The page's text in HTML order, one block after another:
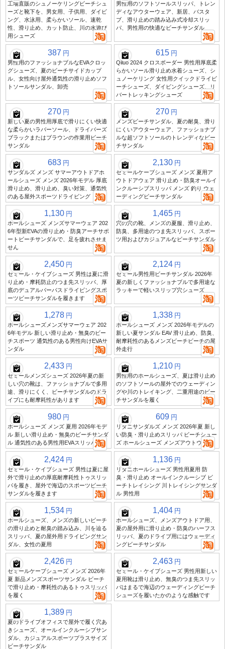
工場直販のシュノーケリングビーチシュ
ーズと靴下を、男女用、子供用、ダイビ
ング、水泳用、柔らかいソール、速乾
性、滑り止め、カット防止、川の水遊び
用シューズ
男性用のソフトソールスリッパ、トレン
ディなアウターウェア、新居、バスタ
ブ、滑り止めの踏み込み式冷却スリッ
パ、男性用の快適なビーチサンダル
387 円
男性用のファッショナブルなEVAクロッ
グシューズ、夏のビーチサイドカップ
ル、女性向け屋外通気性の滑り止めソフ
トソールサンダル、卸売
615 円
Qiluo 2024 クロスボーダー 男性用厚底柔
らかいソール滑り止め水着シューズ、シ
ュノーケリング 女性用クイックドライビ
ーチシューズ、ダイビングシューズ、リ
バートレッキングシューズ
270 円
新しい夏の男性用厚底で滑りにくい快適
な柔らかいラバーソール、ドライバーズ
ブラックまたはブラウンの作業用ビーチ
サンダル
270 円
メンズビーチサンダル、夏の耐臭、滑り
にくいアウターウェア、ファッショナブ
ルな超ソフトソールのトレンディなビー
チサンダル
683 円
サンダルズ メンズ サマーアウトドアホ
ールシューズ メンズ 2026年モデル 厚底
滑り止め、滑り止め、臭い対策、通気性
のある屋外スポーツドライビング
2,130 円
セミールケーブシューズ メンズ 夏用ア
ウトドアウェア 滑り止め・防臭オールイ
ンクルーシブスリッパ メンズ 釣り ウェ
ーディングビーチサンダル
1,130 円
ホールシューズ メンズサマーウェア 202
6年型新EVAの滑り止め・防臭アーチサポ
ートビーチサンダルで、足を疲れさせま
せん
1,465 円
穴の穴の靴、メンズの夏服、滑り止め、
防臭、多用途のつま先スリッパ、スポー
ツ用およびカジュアルなビーチサンダル
2,450 円
セミール・ケイブシューズ 男性は夏に滑
り止め・摩耗防止のつま先スリッパ、厚
底のデュアルパーパスドライビングスポ
ーツビーチサンダルを履きます
2,124 円
セミール男性用ビーチサンダル 2026年
夏の新しくファッショナブルで多用途な
ラッキーで軽いスリップ穴シューズ
1,278 円
ホールシューズメンズサマーウェア 202
6年モデル 新しい滑り止め・無臭のビー
チスポーツ 通気性のある男性向けEVAサ
ンダル
1,338 円
ホールシューズ メンズ 2026年モデルの
新しい夏サンダル EAV 滑り止め、防臭、
耐摩耗性のあるメンズビーチビーチの屋
外走行
2,433 円
セミールメンズシューズ 2026年夏の新
しい穴の靴は、ファッショナブルで多用
途、滑りにくく、ビーチサンダルのドラ
イブにも耐摩耗性があります
1,210 円
男性用のホールシューズ、夏は滑り止め
のソフトソールの屋外でのウェーディン
グや川のトレイキング、二重用途のビー
チサンダルを履く
980 円
ホールシューズ メンズ 夏用 2026年モデ
ル 新しい滑り止め・無臭のビーチサンダ
ル 通気性のある男性用EVAスリッパ
609 円
リダニサンダルズ メンズ 2026年夏 新し
い防臭・滑り止めスリッパ ビーチシュー
ズ ホールシューズ メンズアウトウェア
2,424 円
セミール・ケイブシューズ 男性は夏に屋
外で滑り止めの厚底耐摩耗性トゥスリッ
パを履き、屋外で海辺のスポーツビーチ
サンダルを履きます
1,136 円
リダニホールシューズ 男性用夏用 防
臭・滑り止め オールインクルーシブ ビ
ーチトレイシング 川トレイシングサンダ
ル 男性用
1,534 円
ホールシューズ、メンズの新しいビーチ
の滑り止めと耐臭の踏み込み、川を辿る
スリッパ、夏の屋外用ドライビングサン
ダル、女性の夏用
1,404 円
ホールシューズ、メンズアウトドア用、
夏の屋外用に滑り止め・防臭のハーフス
リッパ、夏のドライブ用にはウェーディ
ングビーチサンダル
2,426 円
セミールケーブシューズ メンズ 2026年
夏 新品メンズスポーツサンダル ビーチ
で滑り止め・摩耗性のあるトゥスリッパ
を履く
2,463 円
セミール・ケイブシューズ 男性用新しい
夏用靴は滑り止め、無臭のつま先スリッ
パはまるで海辺のウェーディングビーチ
シューズを履いたかのような感触です
1,389 円
夏のドライブオフィスで屋外で履く穴あ
きシューズ、オールインクルーシブサン
ダル、カジュアルスポーツプラスサイズ
ビーチサンダル